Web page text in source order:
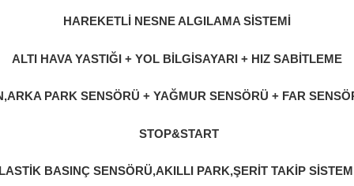
HAREKETLİ NESNE ALGILAMA SİSTEMİ
ALTI HAVA YASTIĞI + YOL BİLGİSAYARI + HIZ SABİTLEME
PARK SENSÖRÜ + YAĞMUR SENSÖRÜ + FAR
STOP&START
BASINÇ SENSÖRÜ,AKILLI PARK,ŞERİT TAKİP